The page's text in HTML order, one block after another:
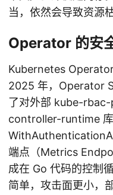
当，依然会导致资源枯
Operator 的安
Kubernetes Operator
2025 年，Operator
了对外部 kube-rbac-
controller-runtime
端点（Metrics
成在 Go 代码的控制
简单，攻击面更小，